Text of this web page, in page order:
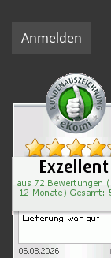
Anmelden